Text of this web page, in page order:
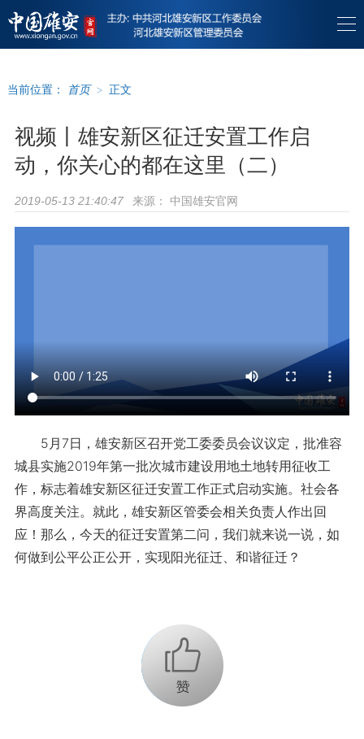
当前位置： 首页 > 正文
视频丨雄安新区征迁安置工作启
动，你关心的都在这里（二）
2019-05-13 21:40:47 来源： 中国雄安官网
5月7日，雄安新区召开党工委委员会议议定，批准容
城县实施2019年第一批次城市建设用地土地转用征收工
作，标志着雄安新区征迁安置工作正式启动实施。社会各
界高度关注。就此，雄安新区管委会相关负责人作出回
应！那么，今天的征迁安置第二问，我们就来说一说，如
何做到公平公正公开，实现阳光征迁、和谐征迁？
+1